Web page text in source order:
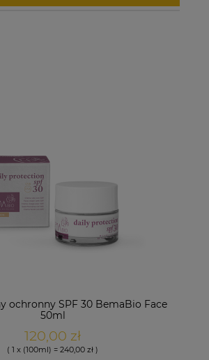
ochronny SPF 30 BemaBio Face
50ml
120,00 zł
( 1 x (100ml) = 240,00 zł )